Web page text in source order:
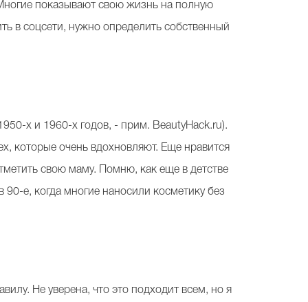
показывают свою жизнь на полную
в соцсети, нужно определить собственный
х и 1960-х годов, - прим. BeautyHack.ru).
которые очень вдохновляют. Еще нравится
свою маму. Помню, как еще в детстве
е, когда многие наносили косметику без
Не уверена, что это подходит всем, но я